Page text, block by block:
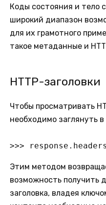
Коды состояния и тело
широкий диапазон
для их грамотного
такое метаданные и
HTTP-заголовки
Чтобы просматривать
необходимо заглянуть
>>> response.headers
Этим методом
возможность получить
заголовка, владея